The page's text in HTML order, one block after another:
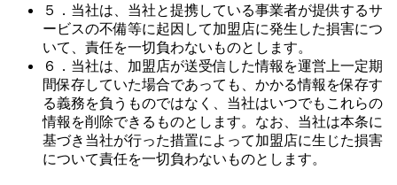
５．当社は、当社と提携している事業者が提供するサ
ービスの不備等に起因して加盟店に発生した損害につ
いて、責任を一切負わないものとします。
６．当社は、加盟店が送受信した情報を運営上一定期
間保存していた場合であっても、かかる情報を保存す
る義務を負うものではなく、当社はいつでもこれらの
情報を削除できるものとします。なお、当社は本条に
基づき当社が行った措置によって加盟店に生じた損害
について責任を一切負わないものとします。